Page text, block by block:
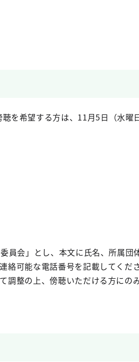
を希望する方は、11月5日（水曜
員会」とし、本文に氏名、所属団
可能な電話番号を記載してくださ
調整の上、傍聴いただける方にの